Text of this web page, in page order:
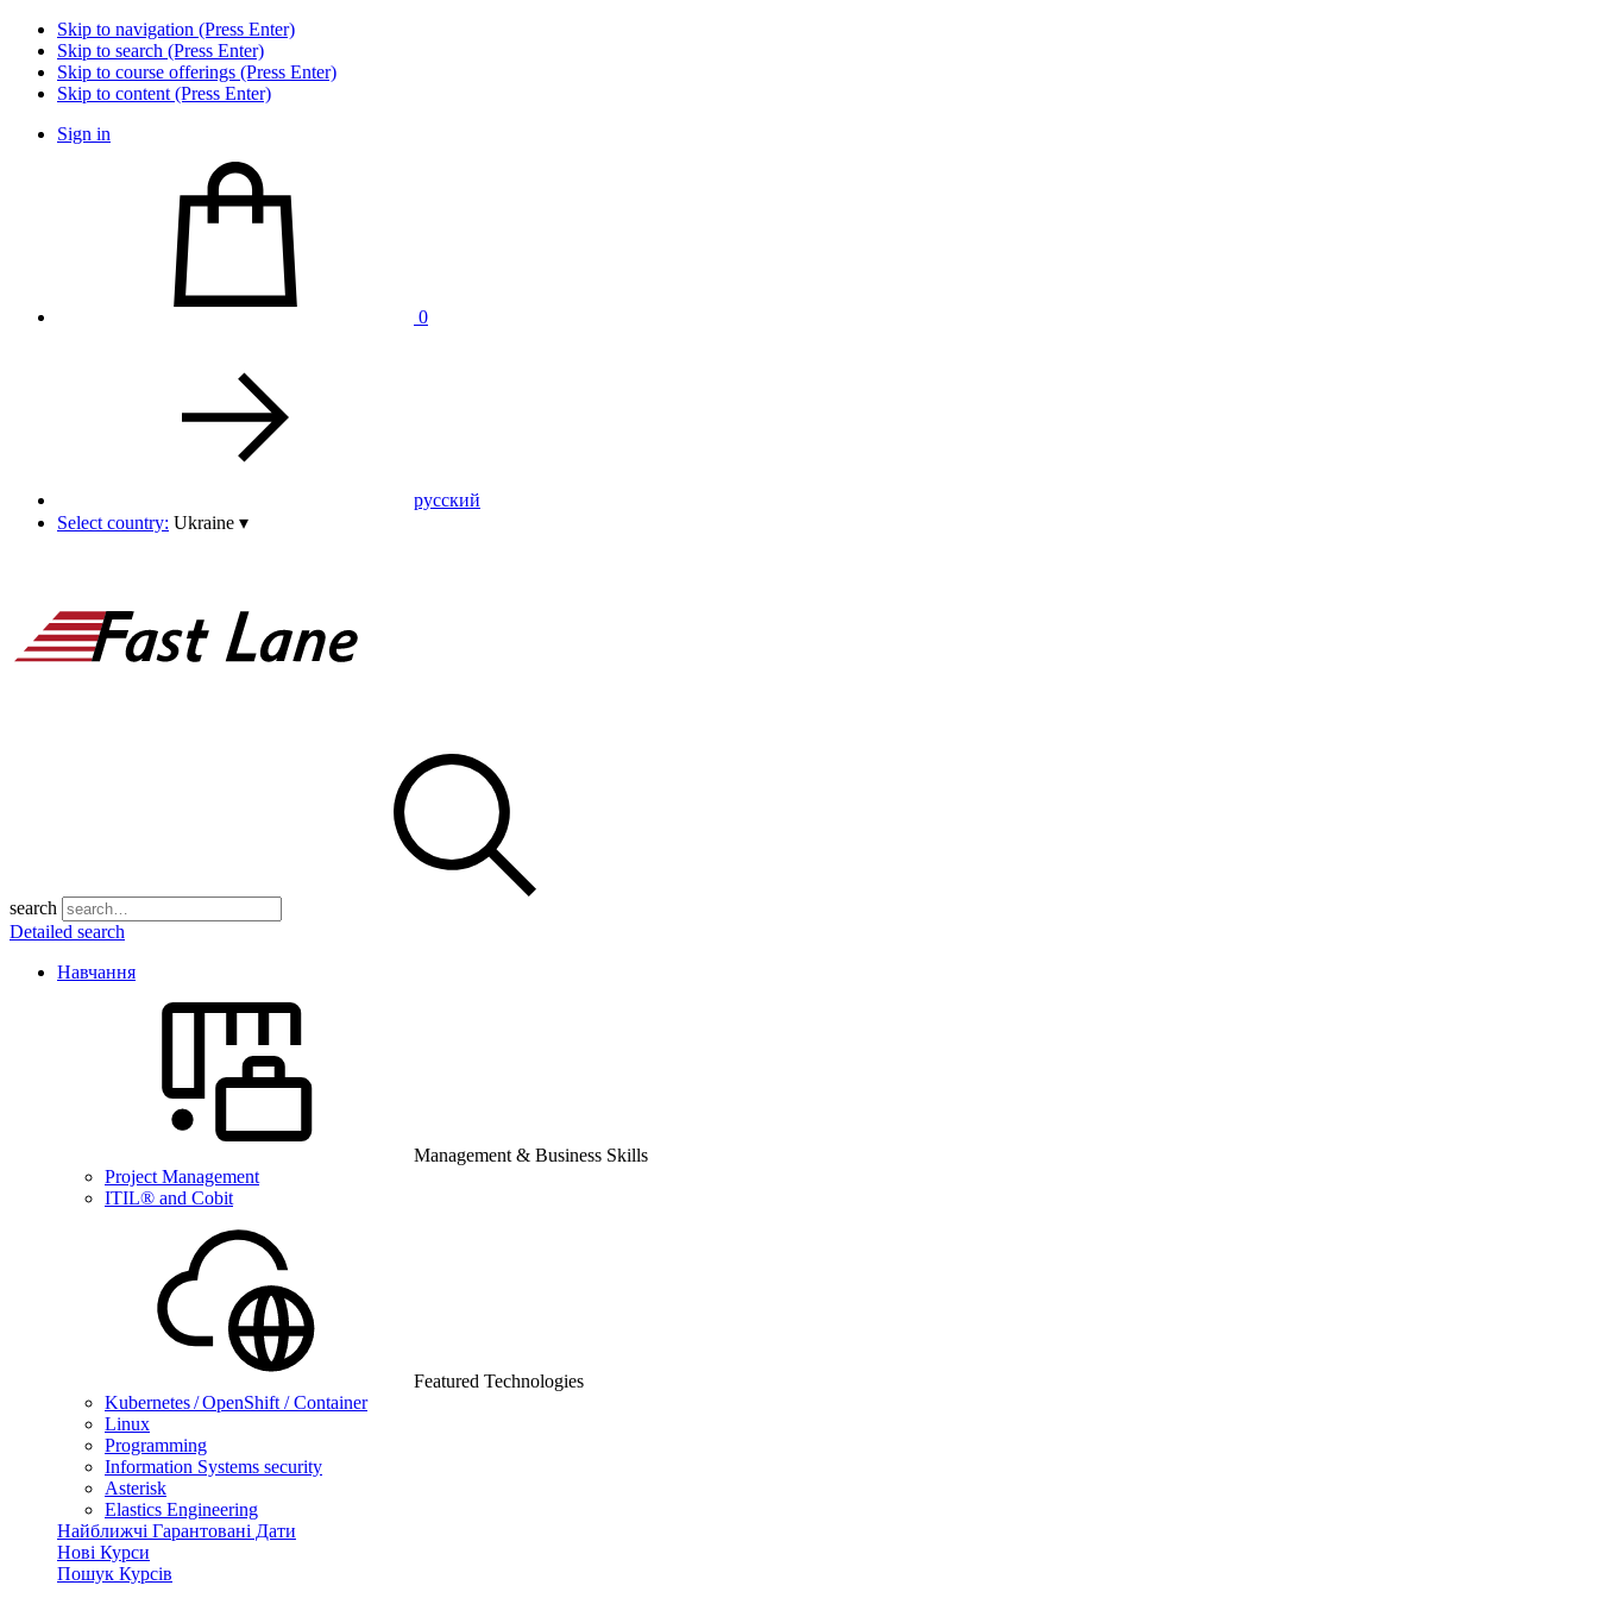
Skip to navigation (Press Enter)
Skip to search (Press Enter)
Skip to course offerings (Press Enter)
Skip to content (Press Enter)
Sign in
0
pусский
Select country: Ukraine ▾
search
Detailed search
Навчання
Management & Business Skills
Project Management
ITIL® and Cobit
Featured Technologies
Kubernetes / OpenShift / Container
Linux
Programming
Information Systems security
Asterisk
Elastics Engineering
Найближчі Гарантовані Дати
Нові Курси
Пошук Курсів